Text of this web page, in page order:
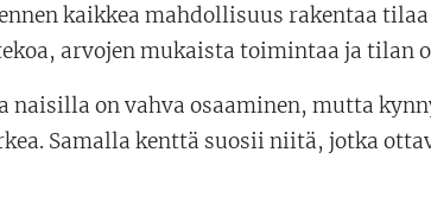
kaikkea mahdollisuus rakentaa
arvojen mukaista toimintaa ja tilan
naisilla on vahva osaaminen, mutta
Samalla kenttä suosii niitä, jotka